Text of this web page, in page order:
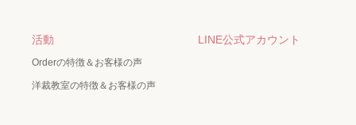
活動
Orderの特徴＆お客様の声
洋裁教室の特徴＆お客様の声
LINE公式アカウント